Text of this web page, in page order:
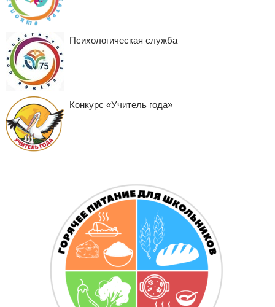
Психологическая служба
Конкурс «Учитель года»